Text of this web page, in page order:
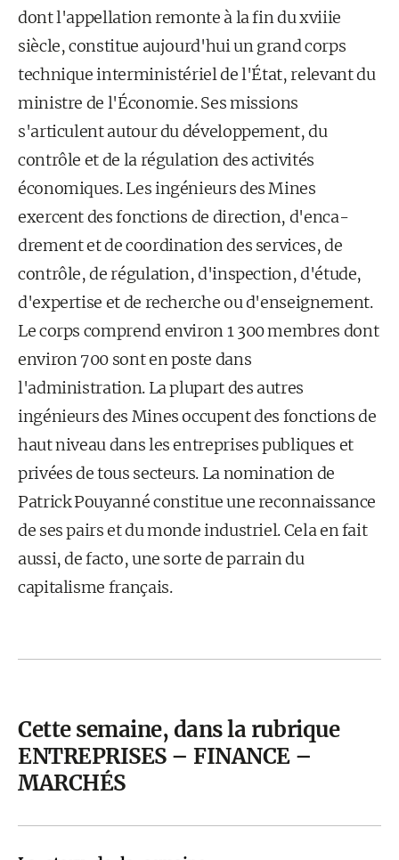
dont l'appellation remonte à la fin du xviiie
siècle, constitue au­jourd'hui un grand corps
technique interministériel de l'État, relevant du
ministre de l'Économie. Ses missions
s'articulent autour du déve­loppement, du
contrôle et de la régulation des activités
économiques. Les ingénieurs des Mines
exercent des fonctions de direction, d'enca­
drement et de coordination des services, de
contrôle, de régulation, d'inspection, d'étude,
d'expertise et de recherche ou d'enseignement.
Le corps comprend environ 1 300 membres dont
environ 700 sont en poste dans
l'administration. La plupart des autres
ingénieurs des Mines occupent des fonctions de
haut niveau dans les entreprises publiques et
privées de tous secteurs. La nomination de
Patrick Pouyanné constitue une reconnaissance
de ses pairs et du monde industriel. Cela en fait
aussi, de facto, une sorte de parrain du
capitalisme français.
Cette semaine, dans la rubrique
ENTREPRISES – FINANCE –
MARCHÉS